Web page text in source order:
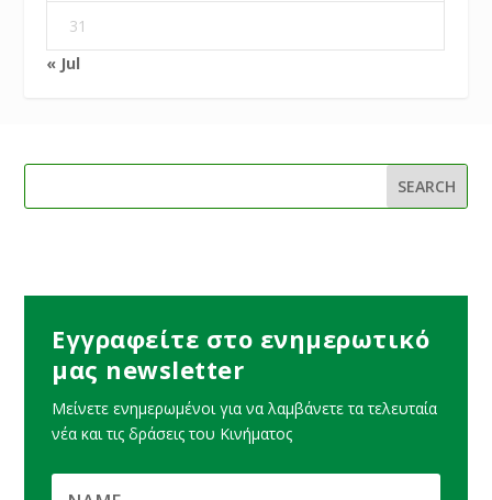
31
« Jul
Εγγραφείτε στο ενημερωτικό
μας newsletter
Μείνετε ενημερωμένοι για να λαμβάνετε τα τελευταία
νέα και τις δράσεις του Κινήματος